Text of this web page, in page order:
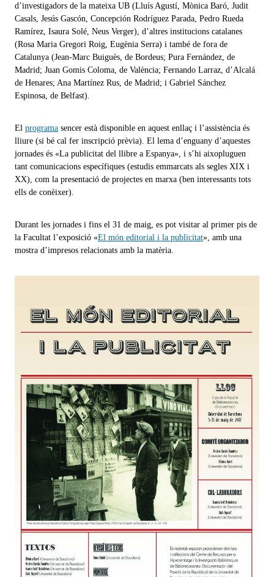
d’investigadors de la mateixa UB (Lluís Agustí, Mònica Baró, Judit
Casals, Jesús Gascón, Concepción Rodríguez Parada, Pedro Rueda
Ramírez, Isaura Solé, Neus Verger), d’altres institucions catalanes
(Rosa Maria Gregori Roig, Eugènia Serra) i també de fora de
Catalunya (Jean-Marc Buiguès, de Bordeus; Pura Fernández, de
Madrid; Juan Gomis Coloma, de València; Fernando Larraz, d’Alcalá
de Henares; Ana Martínez Rus, de Madrid; i Gabriel Sánchez
Espinosa, de Belfast).
El programa sencer està disponible en aquest enllaç i l’assistència és
lliure (si bé cal fer inscripció prèvia). El lema d’enguany d’aquestes
jornades és «La publicitat del llibre a Espanya», i s’hi aixopluguen
tant comunicacions específiques (estudis emmarcats als segles XIX i
XX), com la presentació de projectes en marxa (ben interessants tots
ells de conèixer).
Durant les jornades i fins el 31 de maig, es pot visitar al primer pis de
la Facultat l’exposició «El món editorial i la publicitat», amb una
mostra d’impresos relacionats amb la matèria.